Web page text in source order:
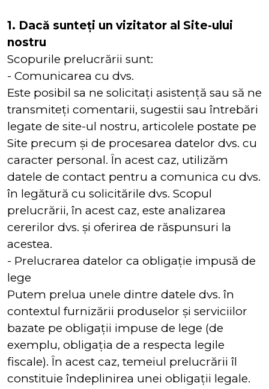
1. Dacă sunteți un vizitator al Site-ului
nostru
Scopurile prelucrării sunt:
- Comunicarea cu dvs.
Este posibil sa ne solicitați asistență sau să ne
transmiteți comentarii, sugestii sau întrebări
legate de site-ul nostru, articolele postate pe
Site precum și de procesarea datelor dvs. cu
caracter personal. În acest caz, utilizăm
datele de contact pentru a comunica cu dvs.
în legătură cu solicitările dvs. Scopul
prelucrării, în acest caz, este analizarea
cererilor dvs. și oferirea de răspunsuri la
acestea.
- Prelucrarea datelor ca obligație impusă de
lege
Putem prelua unele dintre datele dvs. în
contextul furnizării produselor și serviciilor
bazate pe obligații impuse de lege (de
exemplu, obligația de a respecta legile
fiscale). În acest caz, temeiul prelucrării îl
constituie îndeplinirea unei obligații legale.